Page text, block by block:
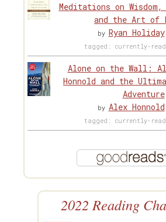
Meditations on Wisdom,
and the Art of
by Ryan Holiday
tagged: currently-
Alone on the Wall:
Honnold and the
Adventure
by Alex Honnold
tagged: currently-
2022 Reading